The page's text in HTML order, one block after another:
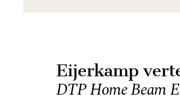
Eijerkamp
DTP Home Beam